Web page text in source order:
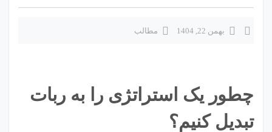
بهمن 22, 1404 مطالب
چطور یک استراتژی را به ربات
تبدیل کنیم؟